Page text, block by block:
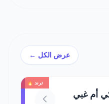
عرض الكل ←
ترند 🔥
أم غبي